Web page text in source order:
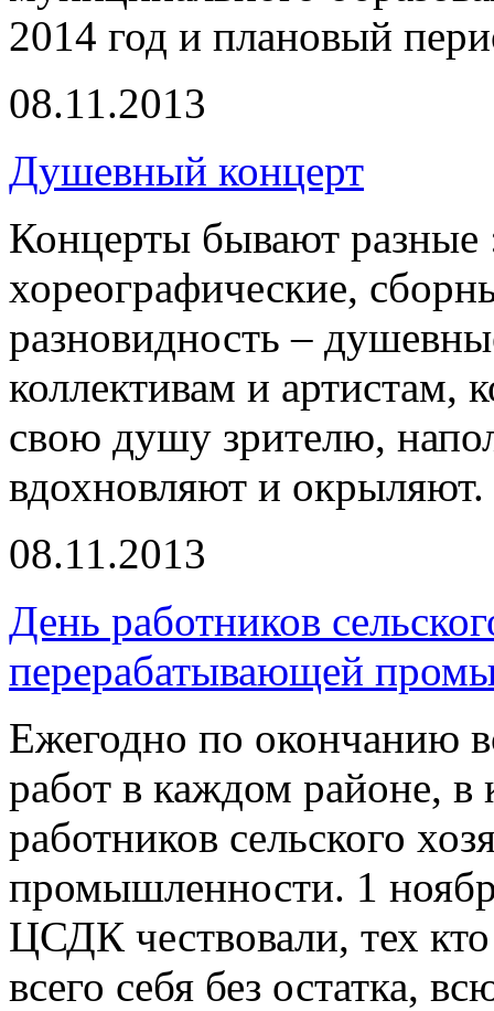
2014 год и плановый
08.11.2013
Душевный концерт
Концерты бывают разные
хореографические,
разновидность –
коллективам и артистам,
свою душу зрителю,
вдохновляют и окрыляют.
08.11.2013
День работников
перерабатывающей
Ежегодно по окончанию
работ в каждом районе,
работников сельского
промышленности. 1
ЦСДК чествовали, тех кто
всего себя без остатка,